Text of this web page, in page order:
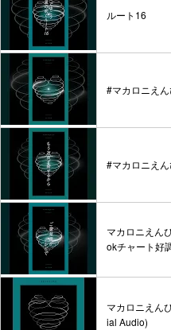
ルート16
#マカロニえ
#マカロニえ
マカロニえん
okチャート好
マカロニえん
ial Audio)